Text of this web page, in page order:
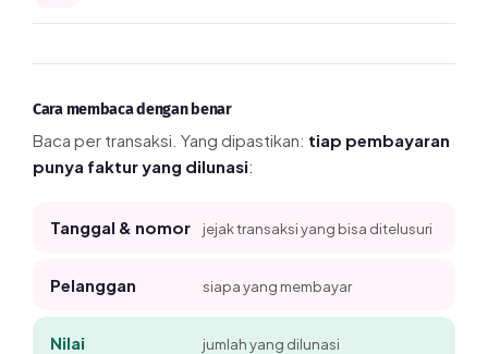
Cara membaca dengan benar
Baca per transaksi. Yang dipastikan: tiap pembayaran
punya faktur yang dilunasi:
Tanggal & nomor jejak transaksi yang bisa ditelusuri
Pelanggan siapa yang membayar
Nilai jumlah yang dilunasi